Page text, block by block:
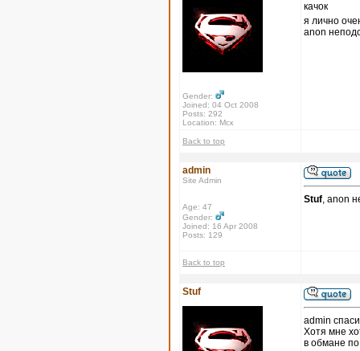
Gender:
Joined: 04 Oct 2008
Posts: 292
Location: Мск
качок
я лично
anon
Back to top
admin
Site Admin
Age: 47
Gender:
Joined: 16 Apr 2008
Posts: 129
Stuf, anon
Back to top
Stuf
admin
Хотя мне
в обмане